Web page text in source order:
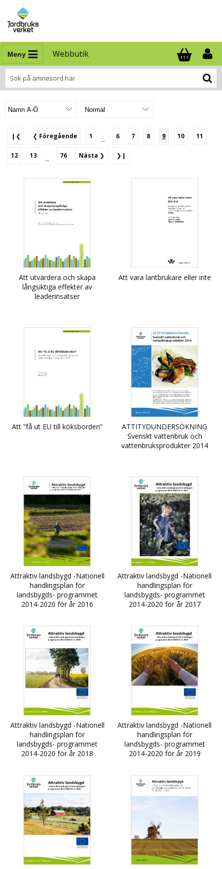
Meny Webbutik
Antal i
.
❙❮ ❮ Föregående 1 .. 6 7 8 9 10 11
12 13 .. 76 Nästa ❯ ❯❙
Att utvärdera och skapa
långsiktiga effekter av
leaderinsatser
Att vara lantbrukare eller inte
Att ”få ut EU till köksborden”
ATTITYDUNDERSÖKNING
Svenskt vattenbruk och
vattenbruksprodukter 2014
Attraktiv landsbygd -Nationell
handlingsplan för
landsbygds- programmet
2014-2020 för år 2016
Attraktiv landsbygd -Nationell
handlingsplan för
landsbygds- programmet
2014-2020 för år 2017
Attraktiv landsbygd -Nationell
handlingsplan för
landsbygds- programmet
2014-2020 för år 2018
Attraktiv landsbygd -Nationell
handlingsplan för
landsbygds- programmet
2014-2020 för år 2019